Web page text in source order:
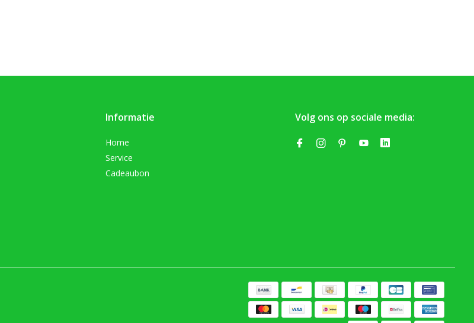
Informatie
Home
Service
Cadeaubon
Volg ons op sociale media: